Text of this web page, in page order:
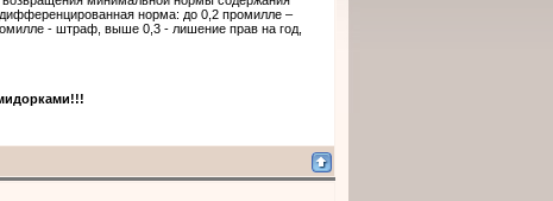
норма: до 0,2 промилле –
- штраф, выше 0,3 - лишение прав на год,